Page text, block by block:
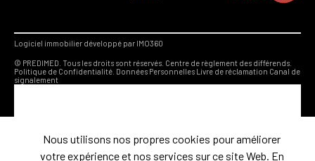
Logiciel immobilier développé par IMO360
© PREDIMED. Tous les droits sont réservés. Centre de règlement des différends.
Politique de Confidentialité. Données PersonnellesLivre de réclamation Canal de
signalement
Nous utilisons nos propres cookies pour améliorer
votre expérience et nos services sur ce site Web. En